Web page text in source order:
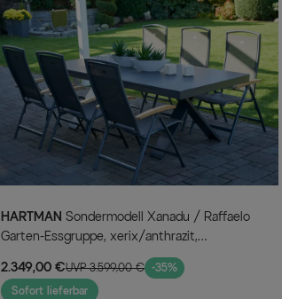
HARTMAN
Garten-Essgruppe, xerix/anthrazit,
Alu/Glaskeramik, 6 Klappstühle,
220/280x100cm
2.349,00 €UVP 3.599,00 € -35%
Sofort lieferbar